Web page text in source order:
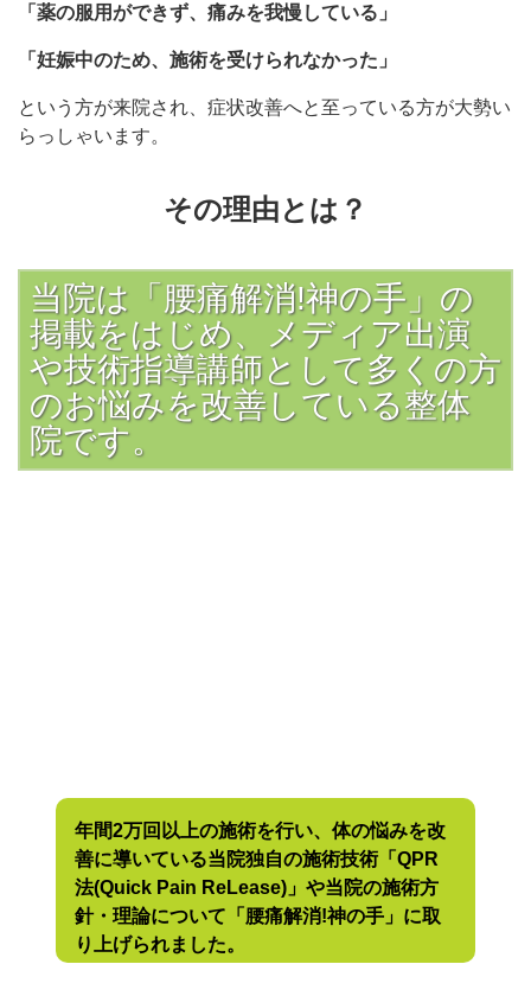
「薬の服用ができず、痛みを我慢している」
「妊娠中のため、施術を受けられなかった」
という方が来院され、症状改善へと至っている方が大勢い
らっしゃいます。
その理由とは？
当院は「腰痛解消!神の手」の
掲載をはじめ、メディア出演
や技術指導講師として多くの方
のお悩みを改善している整体
院です。
年間2万回以上の施術を行い、体の悩みを改
善に導いている当院独自の施術技術「QPR
法(Quick Pain ReLease)」や当院の施術方
針・理論について「腰痛解消!神の手」に取
り上げられました。